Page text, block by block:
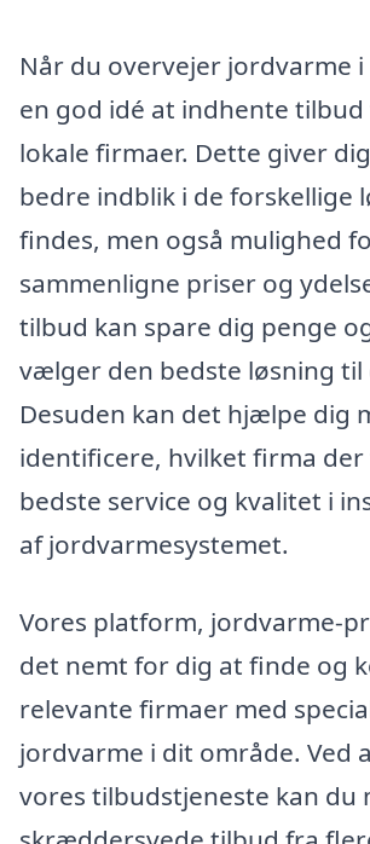
Når du overvejer jordvarme i
en god idé at indhente
lokale firmaer. Dette giver
bedre indblik i de forskellige
findes, men også mulighed
sammenligne priser og
tilbud kan spare dig penge
vælger den bedste løsning til
Desuden kan det hjælpe dig
identificere, hvilket firma
bedste service og kvalitet i
af jordvarmesystemet.
Vores platform, jordvarme-
det nemt for dig at finde og
relevante firmaer med
jordvarme i dit område. Ved
vores tilbudstjeneste kan du